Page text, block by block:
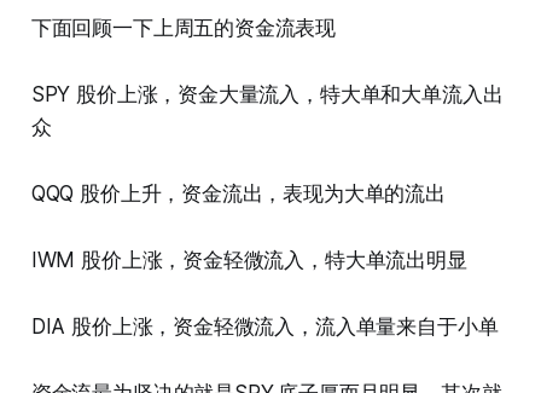
下面回顾一下上周五的资金流表现
SPY 股价上涨，资金大量流入，特大单和大单流入出
众
QQQ 股价上升，资金流出，表现为大单的流出
IWM 股价上涨，资金轻微流入，特大单流出明显
DIA 股价上涨，资金轻微流入，流入单量来自于小单